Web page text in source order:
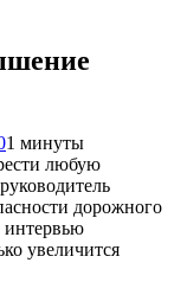
1 минуты
любую
дорожного
увеличится